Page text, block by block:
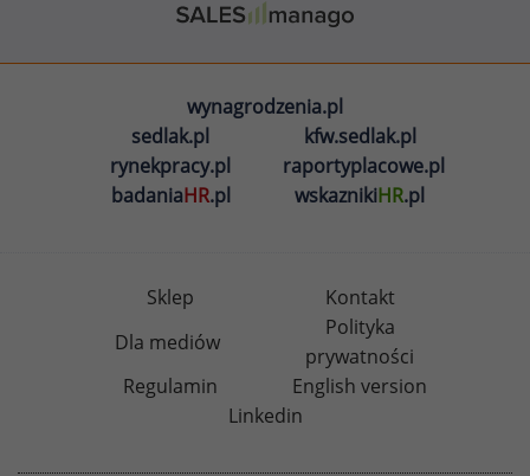
wynagrodzenia.pl
sedlak.pl
kfw.sedlak.pl
rynekpracy.pl
raportyplacowe.pl
badaniaHR.pl wskaznikiHR.pl
Sklep
Kontakt
Dla mediów
Polityka
prywatności
Regulamin
English version
Linkedin